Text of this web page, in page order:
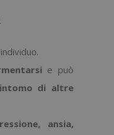
e può
di altre
ansia,